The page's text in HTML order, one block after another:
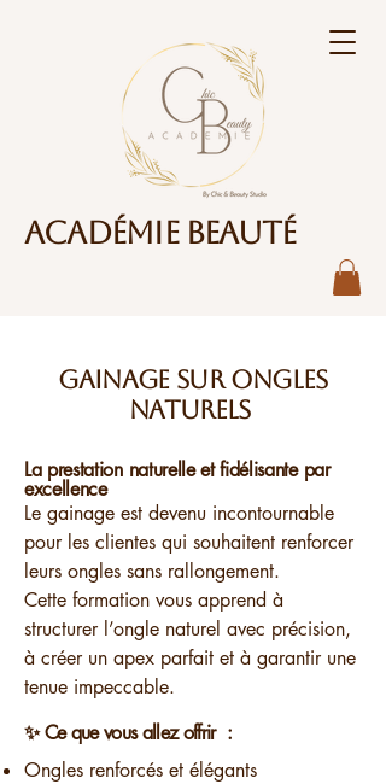
Académie Beauté
Gainage sur ongles
naturels
La prestation naturelle et fidélisante par
excellence
Le gainage est devenu incontournable
pour les clientes qui souhaitent renforcer
leurs ongles sans rallongement.
Cette formation vous apprend à
structurer l’ongle naturel avec précision,
à créer un apex parfait et à garantir une
tenue impeccable.
✨ Ce que vous allez offrir :
Ongles renforcés et élégants